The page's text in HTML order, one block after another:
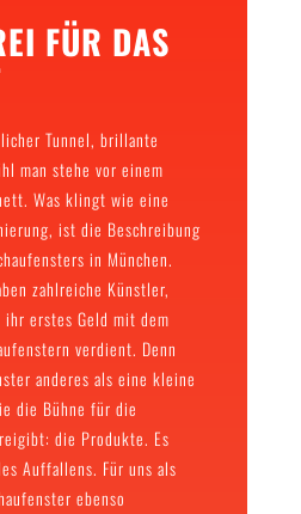
FÜR DAS
Tunnel, brillante
man stehe vor einem
Was klingt wie eine
ist die Beschreibung
in München.
zahlreiche Künstler,
ihr erstes Geld mit dem
verdient. Denn
anderes als eine kleine
die Bühne für die
die Produkte. Es
Auffallens. Für uns als
ebenso